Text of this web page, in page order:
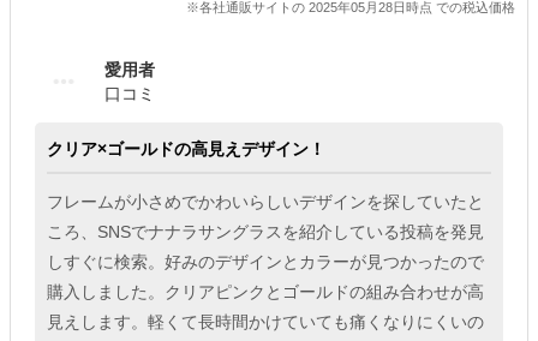
※各社通販サイトの 2025年05月28日時点 での税込価格
愛用者
口コミ
クリア×ゴールドの高見えデザイン！
フレームが小さめでかわいらしいデザインを探していたと
ころ、SNSでナナラサングラスを紹介している投稿を発見
しすぐに検索。好みのデザインとカラーが見つかったので
購入しました。クリアピンクとゴールドの組み合わせが高
見えします。軽くて長時間かけていても痛くなりにくいの